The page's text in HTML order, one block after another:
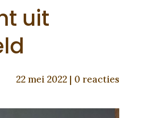
uit
22 mei 2022 | 0 reacties